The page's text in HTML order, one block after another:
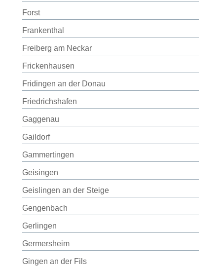
Forst
Frankenthal
Freiberg am Neckar
Frickenhausen
Fridingen an der Donau
Friedrichshafen
Gaggenau
Gaildorf
Gammertingen
Geisingen
Geislingen an der Steige
Gengenbach
Gerlingen
Germersheim
Gingen an der Fils